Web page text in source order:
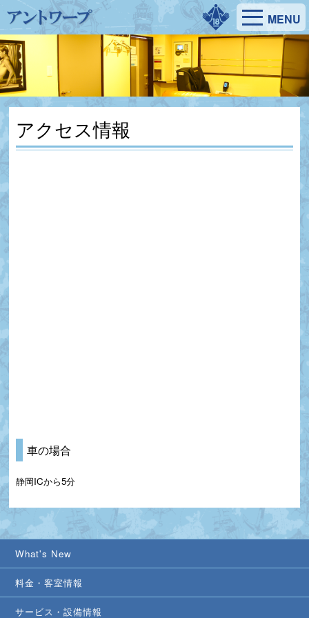
MENU
アクセス情報
車の場合
静岡ICから5分
What's New
料金・客室情報
サービス・設備情報